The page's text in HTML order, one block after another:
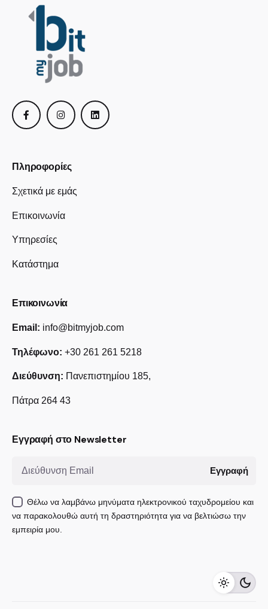
450,00€
Πληροφορίες
Σχετικά με εμάς
Επικοινωνία
Υπηρεσίες
Κατάστημα
Επικοινωνία
Email: info@bitmyjob.com
Τηλέφωνο: +30 261 261 5218
Διεύθυνση: Πανεπιστημίου 185,
Πάτρα 264 43
Εγγραφή στο Newsletter
Εγγραφή
Θέλω να λαμβάνω μηνύματα ηλεκτρονικού ταχυδρομείου και
να παρακολουθώ αυτή τη δραστηριότητα για να βελτιώσω την
εμπειρία μου.